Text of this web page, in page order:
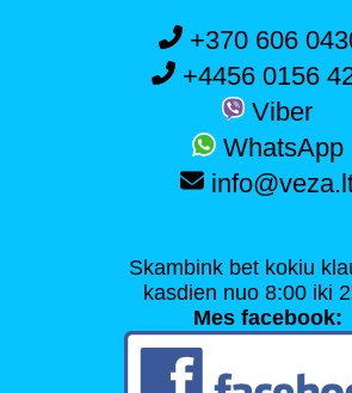
+370 606
+4456 0156
Viber
WhatsApp
Skambink bet kokiu
kasdien nuo 8:00 iki
Mes facebook: